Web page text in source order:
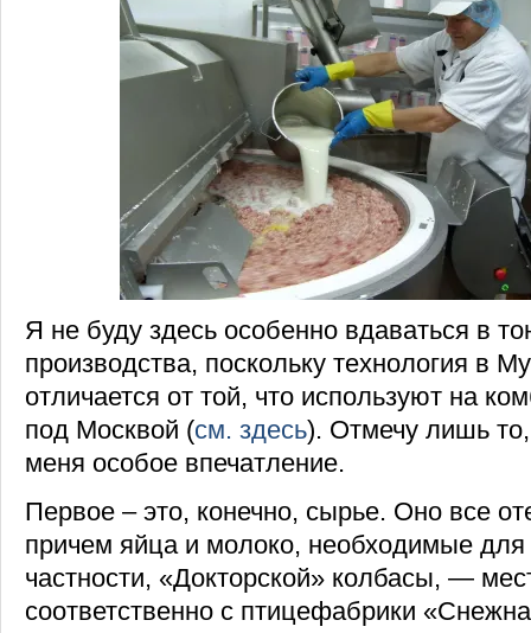
Я не буду здесь особенно вдаваться в
производства, поскольку технология в
отличается от той, что используют на
под Москвой (см. здесь). Отмечу лишь
меня особое впечатление.
Первое – это, конечно, сырье. Оно все
причем яйца и молоко, необходимые для
частности, «Докторской» колбасы, —
соответственно с птицефабрики